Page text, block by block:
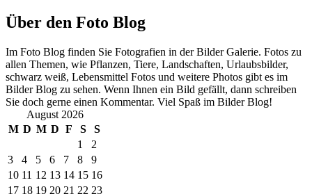
Über den Foto Blog
Im Foto Blog finden Sie Fotografien in der Bilder Galerie. Fotos zu
allen Themen, wie Pflanzen, Tiere, Landschaften, Urlaubsbilder,
schwarz weiß, Lebensmittel Fotos und weitere Photos gibt es im
Bilder Blog zu sehen. Wenn Ihnen ein Bild gefällt, dann schreiben
Sie doch gerne einen Kommentar. Viel Spaß im Bilder Blog!
August 2026
M D M D F S
S
1
2
3
4 5 6 7 8
9
10 11 12 13 14 15 16
17 18 19 20 21 22 23